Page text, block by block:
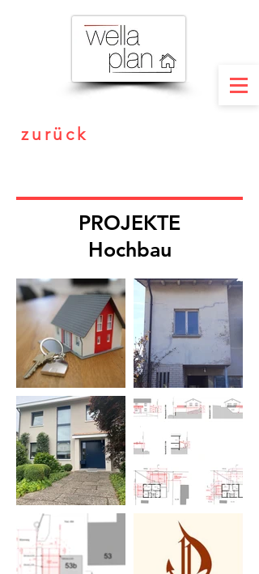
zurück
PROJEKTE
Hochbau